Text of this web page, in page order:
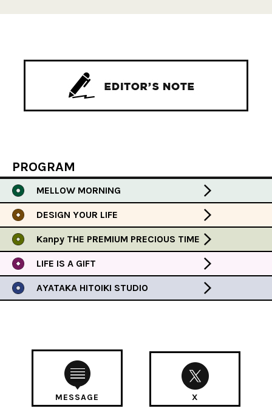
PROGRAM
MELLOW MORNING
DESIGN YOUR LIFE
Kanpy THE PREMIUM PRECIOUS TIME
LIFE IS A GIFT
AYATAKA HITOIKI STUDIO
MESSAGE X